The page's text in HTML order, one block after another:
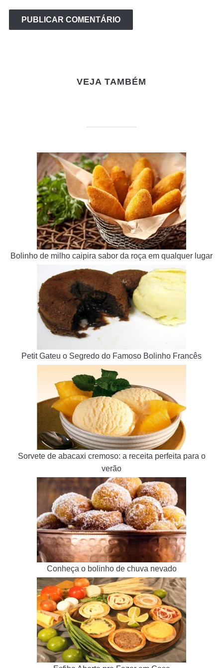
VEJA TAMBÉM
Bolinho de milho caipira sabor da roça em qualquer lugar
Petit Gateu o Segredo do Famoso Bolinho Francês
Sorvete de abacaxi cremoso: a receita perfeita para o
verão
Conheça o bolinho de chuva nevado